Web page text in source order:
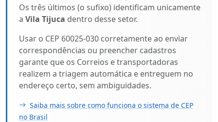
Os três últimos (o sufixo) identificam unicamente
a Vila Tijuca dentro desse setor.
Usar o CEP 60025-030 corretamente ao enviar
correspondências ou preencher cadastros
garante que os Correios e transportadoras
realizem a triagem automática e entreguem no
endereço certo, sem ambiguidades.
Saiba mais sobre como funciona o sistema de CEP
no Brasil